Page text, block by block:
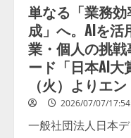
得
単なる「業務
成」へ。AIを
業・個人の挑
ード「日本AI大
（火）よりエ
2026/07/07/
一般社団法人日本
2
【
ォ
ス